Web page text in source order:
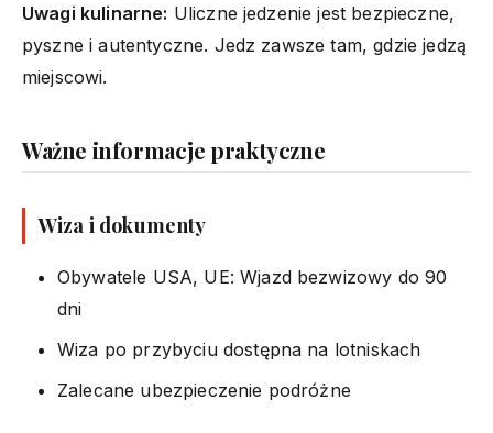
Uwagi kulinarne: Uliczne jedzenie jest bezpieczne,
pyszne i autentyczne. Jedz zawsze tam, gdzie jedzą
miejscowi.
Ważne informacje praktyczne
Wiza i dokumenty
Obywatele USA, UE: Wjazd bezwizowy do 90
dni
Wiza po przybyciu dostępna na lotniskach
Zalecane ubezpieczenie podróżne